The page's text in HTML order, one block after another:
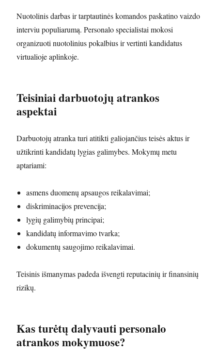
Nuotolinis darbas ir tarptautinės komandos paskatino vaizdo
interviu populiarumą. Personalo specialistai mokosi
organizuoti nuotolinius pokalbius ir vertinti kandidatus
virtualioje aplinkoje.
Teisiniai darbuotojų atrankos
aspektai
Darbuotojų atranka turi atitikti galiojančius teisės aktus ir
užtikrinti kandidatų lygias galimybes. Mokymų metu
aptariami:
asmens duomenų apsaugos reikalavimai;
diskriminacijos prevencija;
lygių galimybių principai;
kandidatų informavimo tvarka;
dokumentų saugojimo reikalavimai.
Teisinis išmanymas padeda išvengti reputacinių ir finansinių
rizikų.
Kas turėtų dalyvauti personalo
atrankos mokymuose?